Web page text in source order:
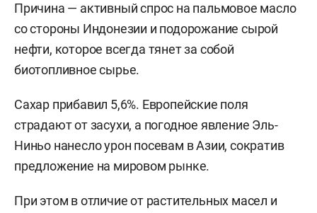
Причина — активный спрос на пальмовое масло
со стороны Индонезии и подорожание сырой
нефти, которое всегда тянет за собой
биотопливное сырье.
Сахар прибавил 5,6%. Европейские поля
страдают от засухи, а погодное явление Эль-
Ниньо нанесло урон посевам в Азии, сократив
предложение на мировом рынке.
При этом в отличие от растительных масел и